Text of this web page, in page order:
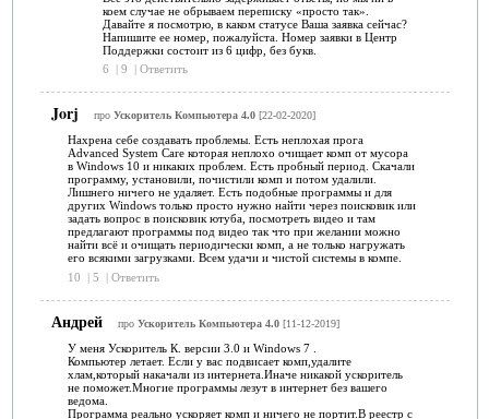
коем случае не обрываем переписку «просто так».
Давайте я посмотрю, в каком статусе Ваша заявка сейчас?
Напишите ее номер, пожалуйста. Номер заявки в Центр
Поддержки состоит из 6 цифр, без букв.
6
| 9 | Ответить
Jorj про Ускоритель Компьютера 4.0[22-02-2020]
Нахрена себе создавать проблемы. Есть неплохая прога
Advanced System Care которая неплохо очищает комп от мусора
в Windows 10 и никаких проблем. Есть пробный период. Скачали
программу, установили, почистили комп и потом удалили.
Лишнего ничего не удаляет. Есть подобные программы и для
других Windows только просто нужно найти через поисковик или
задать вопрос в поисковик ютуба, посмотреть видео и там
предлагают программы под видео так что при желании можно
найти всё и очищать периодически комп, а не только нагружать
его всякими загрузками. Всем удачи и чистой системы в компе.
10
| 5 | Ответить
Андрей про Ускоритель Компьютера 4.0[11-12-2019]
У меня Ускоритель К. версии 3.0 и Windows 7 .
Компьютер летает. Если у вас подвисает комп,удалите
хлам,который накачали из интернета.Иначе никакой ускоритель
не поможет.Многие программы лезут в интернет без вашего
ведома.
Программа реально ускоряет комп и ничего не портит.В реестр с